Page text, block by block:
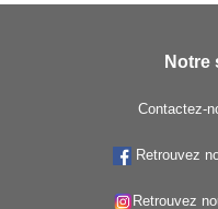
Notre
Contactez-
Retrouvez
Retrouvez